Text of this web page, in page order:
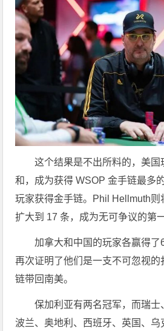
这个结果是不出所料的，美国
和，成为获得 WSOP 金手链最多
玩家获得金手链。Phil Hellmuth则
扩大到 17 条，成为无可争议的第
加拿大和中国的玩家各赢得了
再次证明了他们是一支不可忽视
链带回南美。
保加利亚有两名冠军，而瑞士
波兰、奥地利、西班牙、英国、乌